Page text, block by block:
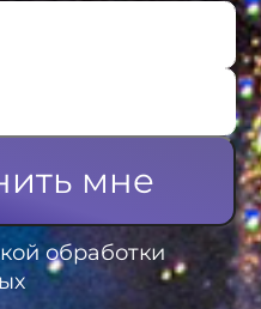
мне
обработки